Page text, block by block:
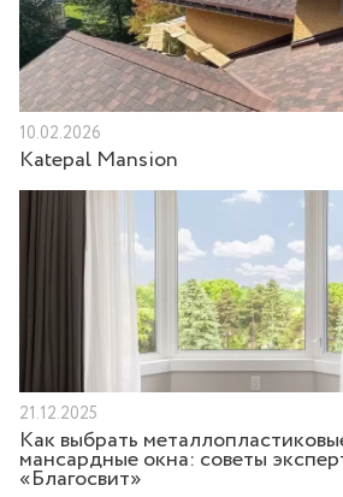
10.02.2026
Katepal Mansion
21.12.2025
Как выбрать
мансардные окна: советы
«Благосвит»